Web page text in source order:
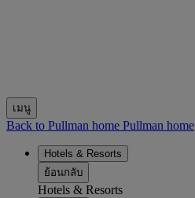
เมนู
Back to Pullman home Pullman home
Hotels & Resorts
ย้อนกลับ
Hotels & Resorts